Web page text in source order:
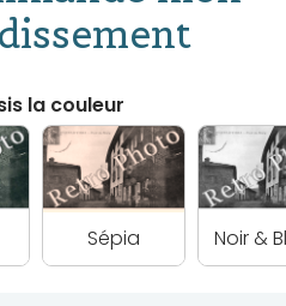
la couleur
Sépia Noir &